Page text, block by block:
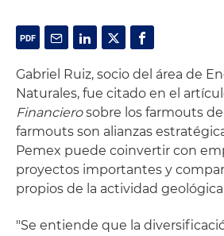
Gabriel Ruiz, socio del área de
Naturales, fue citado en el
Financierosobre los farmouts de
farmouts son alianzas
Pemex puede coinvertir con
proyectos importantes y
propios de la actividad
"Se entiende que la